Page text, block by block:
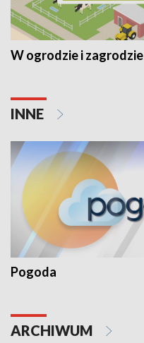
W ogrodzie i zagrodzie
INNE
Pogoda
ARCHIWUM